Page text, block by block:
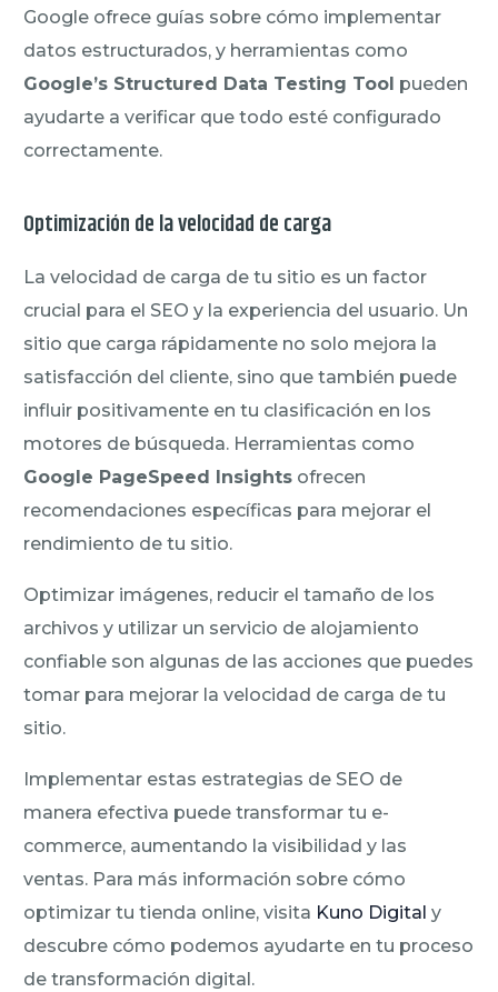
Google ofrece guías sobre cómo implementar
datos estructurados, y herramientas como
Google’s Structured Data Testing Tool pueden
ayudarte a verificar que todo esté configurado
correctamente.
Optimización de la velocidad de carga
La velocidad de carga de tu sitio es un factor
crucial para el SEO y la experiencia del usuario. Un
sitio que carga rápidamente no solo mejora la
satisfacción del cliente, sino que también puede
influir positivamente en tu clasificación en los
motores de búsqueda. Herramientas como
Google PageSpeed Insights ofrecen
recomendaciones específicas para mejorar el
rendimiento de tu sitio.
Optimizar imágenes, reducir el tamaño de los
archivos y utilizar un servicio de alojamiento
confiable son algunas de las acciones que puedes
tomar para mejorar la velocidad de carga de tu
sitio.
Implementar estas estrategias de SEO de
manera efectiva puede transformar tu e-
commerce, aumentando la visibilidad y las
ventas. Para más información sobre cómo
optimizar tu tienda online, visita Kuno Digital y
descubre cómo podemos ayudarte en tu proceso
de transformación digital.